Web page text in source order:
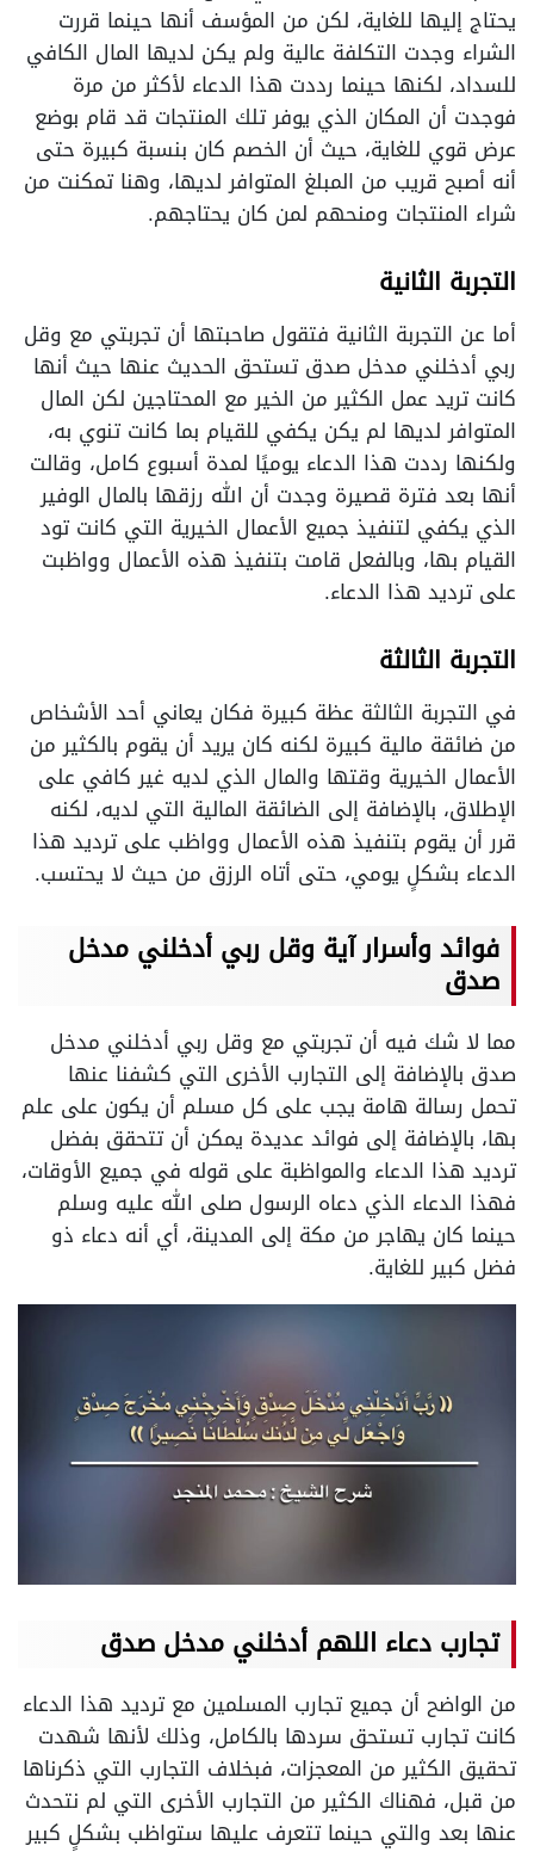
يحتاج إليها للغاية، لكن من المؤسف أنها حينما قررت
الشراء وجدت التكلفة عالية ولم يكن لديها المال الكافي
للسداد، لكنها حينما رددت هذا الدعاء لأكثر من مرة
فوجدت أن المكان الذي يوفر تلك المنتجات قد قام بوضع
عرض قوي للغاية، حيث أن الخصم كان بنسبة كبيرة حتى
أنه أصبح قريب من المبلغ المتوافر لديها، وهنا تمكنت من
شراء المنتجات ومنحهم لمن كان يحتاجهم.
التجربة الثانية
أما عن التجربة الثانية فتقول صاحبتها أن تجربتي مع وقل
ربي أدخلني مدخل صدق تستحق الحديث عنها حيث أنها
كانت تريد عمل الكثير من الخير مع المحتاجين لكن المال
المتوافر لديها لم يكن يكفي للقيام بما كانت تنوي به،
ولكنها رددت هذا الدعاء يوميًا لمدة أسبوع كامل، وقالت
أنها بعد فترة قصيرة وجدت أن الله رزقها بالمال الوفير
الذي يكفي لتنفيذ جميع الأعمال الخيرية التي كانت تود
القيام بها، وبالفعل قامت بتنفيذ هذه الأعمال وواظبت
على ترديد هذا الدعاء.
التجربة الثالثة
في التجربة الثالثة عظة كبيرة فكان يعاني أحد الأشخاص
من ضائقة مالية كبيرة لكنه كان يريد أن يقوم بالكثير من
الأعمال الخيرية وقتها والمال الذي لديه غير كافي على
الإطلاق، بالإضافة إلى الضائقة المالية التي لديه، لكنه
قرر أن يقوم بتنفيذ هذه الأعمال وواظب على ترديد هذا
الدعاء بشكلٍ يومي، حتى أتاه الرزق من حيث لا يحتسب.
فوائد وأسرار آية وقل ربي أدخلني مدخل
صدق
مما لا شك فيه أن تجربتي مع وقل ربي أدخلني مدخل
صدق بالإضافة إلى التجارب الأخرى التي كشفنا عنها
تحمل رسالة هامة يجب على كل مسلم أن يكون على علم
بها، بالإضافة إلى فوائد عديدة يمكن أن تتحقق بفضل
ترديد هذا الدعاء والمواظبة على قوله في جميع الأوقات،
فهذا الدعاء الذي دعاه الرسول صلى الله عليه وسلم
حينما كان يهاجر من مكة إلى المدينة، أي أنه دعاء ذو
فضل كبير للغاية.
تجارب دعاء اللهم أدخلني مدخل صدق
من الواضح أن جميع تجارب المسلمين مع ترديد هذا الدعاء
كانت تجارب تستحق سردها بالكامل، وذلك لأنها شهدت
تحقيق الكثير من المعجزات، فبخلاف التجارب التي ذكرناها
من قبل، فهناك الكثير من التجارب الأخرى التي لم نتحدث
عنها بعد والتي حينما تتعرف عليها ستواظب بشكلٍ كبير